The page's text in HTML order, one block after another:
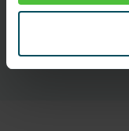
EAN Code